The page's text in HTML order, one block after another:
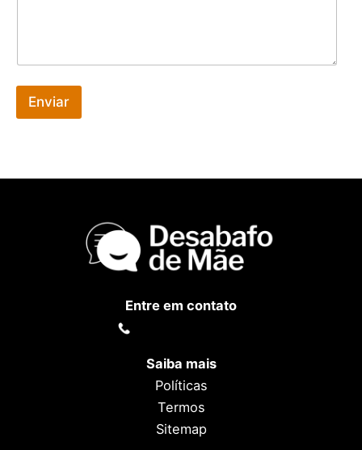
Enviar
Entre em contato
Saiba mais
Políticas
Termos
Sitemap